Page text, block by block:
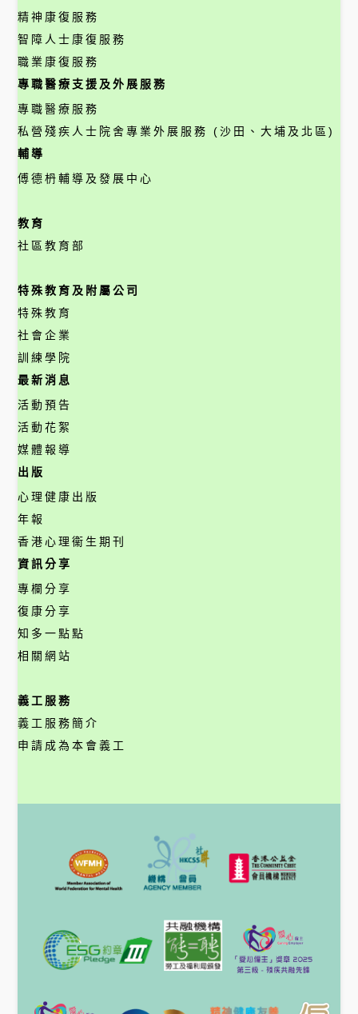
精神康復服務
智障人士康復服務
職業康復服務
專職醫療支援及外展服務
專職醫療服務
私營殘疾人士院舍專業外展服務 (沙田、大埔及北區)
輔導
傅德枬輔導及發展中心
教育
社區教育部
特殊教育及附屬公司
特殊教育
社會企業
訓練學院
最新消息
活動預告
活動花絮
媒體報導
出版
心理健康出版
年報
香港心理衞生期刊
資訊分享
專欄分享
復康分享
知多一點點
相關網站
義工服務
義工服務簡介
申請成為本會義工